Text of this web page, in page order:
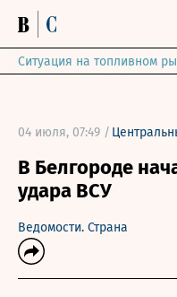
Ситуация на топливном
04 июля, 07:49 /
В Белгороде
удара ВСУ
Ведомости. Страна